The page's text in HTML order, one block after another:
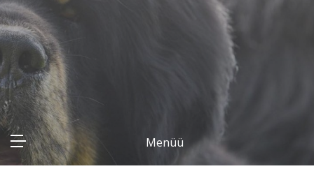
Menüü